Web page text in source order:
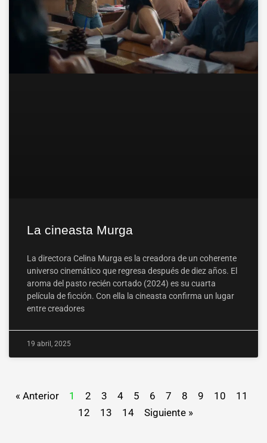
La cineasta Murga
La directora Celina Murga es la creadora de un coherente
universo cinemático que regresa después de diez años. El
aroma del pasto recién cortado (2024) es su cuarta
película de ficción. Con ella la cineasta confirma un lugar
entre creadores
19 abril, 2025
« Anterior 1 2 3 4 5 6 7 8 9 10
11
12
13 14 Siguiente »